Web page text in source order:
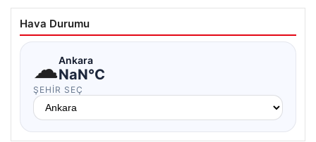
Hava Durumu
☁Ankara
NaN°C
ŞEHIR SEÇ